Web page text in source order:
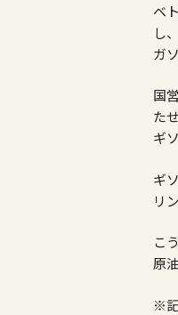
ベ
し、
ガ
国
た
ギ
ギ
リ
こ
原
※